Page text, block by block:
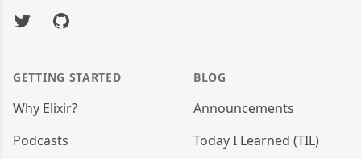
TwitterGitHub
GETTING STARTED
Why Elixir?
Podcasts
BLOG
Announcements
Today I Learned (TIL)